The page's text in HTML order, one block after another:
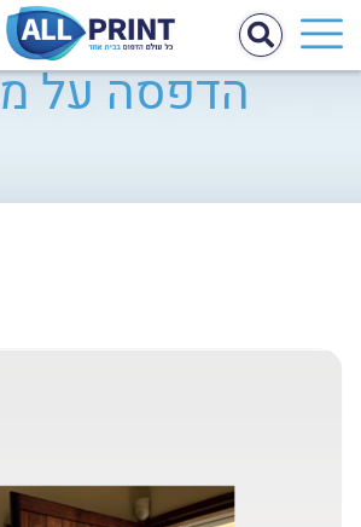
הדפסה על